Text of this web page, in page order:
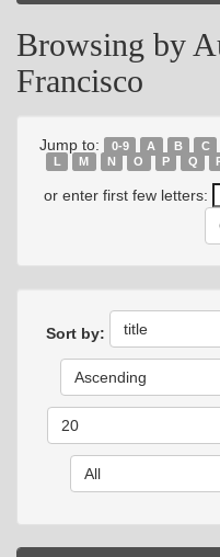
Browsing by
Francisco
Jump to: 0-9 A B C
L
M N O P Q
or enter first few letters:
Sort by: title
Ascending
20
All